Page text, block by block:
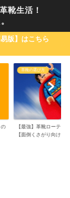
靴生活！
版】はこちら
の
革靴の選び方
【最強】革靴ローテー
【面倒くさがり向け...